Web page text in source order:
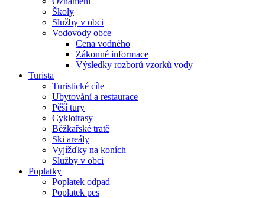
Školy
Služby v obci
Vodovody obce
Cena vodného
Zákonné informace
Výsledky rozborů vzorků vody
Turista
Turistické cíle
Ubytování a restaurace
Pěší tury
Cyklotrasy
Běžkařské tratě
Ski areály
Vyjížďky na koních
Služby v obci
Poplatky
Poplatek odpad
Poplatek pes